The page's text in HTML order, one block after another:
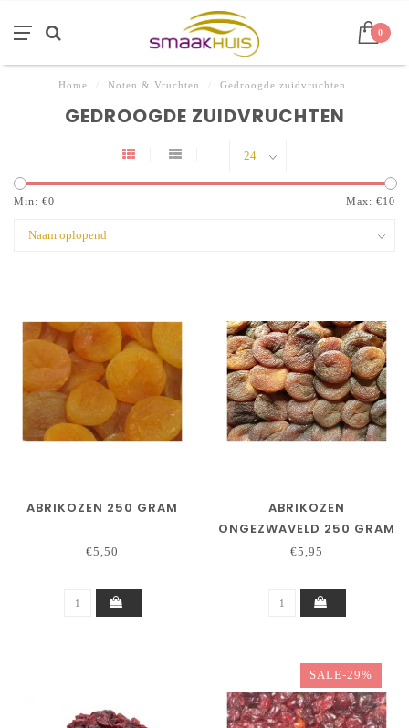
0
Home Noten & Vruchten Gedroogde zuidvruchten
GEDROOGDE ZUIDVRUCHTEN
Min: €0 Max: €10
ABRIKOZEN 250 GRAM
€5,50
ABRIKOZEN
ONGEZWAVELD 250 GRAM
€5,95
SALE-29%